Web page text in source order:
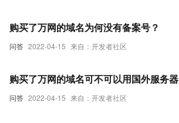
问答 2022-04-15 来自：开发者社区
购买了万网的域名为何没有备案号？
问答 2022-04-15 来自：开发者社区
购买了万网的域名可不可以用国外服务器